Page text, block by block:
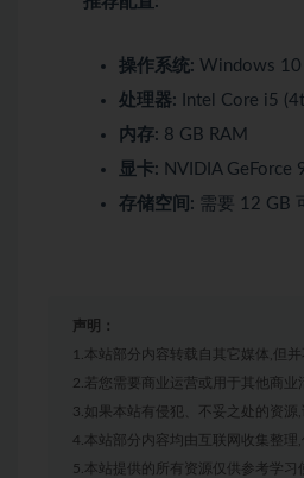
操作系统: Windows 10
处理器: Intel Core i5
内存: 8 GB RAM
显卡: NVIDIA GeForce
存储空间: 需要 12 GB
声明：
1.本站部分内容转载自其它媒体,但
2.若您需要商业运营或用于其他商业
3.如果本站有侵犯、不妥之处的资
4.本站部分内容均由互联网收集整理
5.本站提供的所有资源仅供参考学